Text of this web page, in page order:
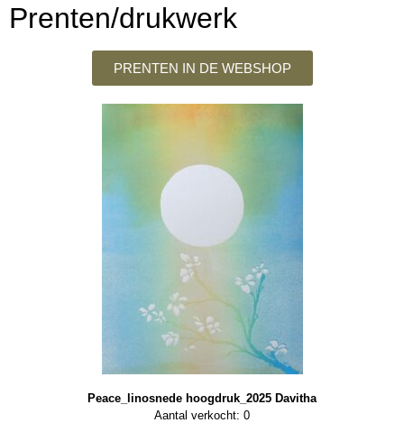
Prenten/drukwerk
PRENTEN IN DE WEBSHOP
Peace_linosnede hoogdruk_2025 Davitha
Aantal verkocht: 0